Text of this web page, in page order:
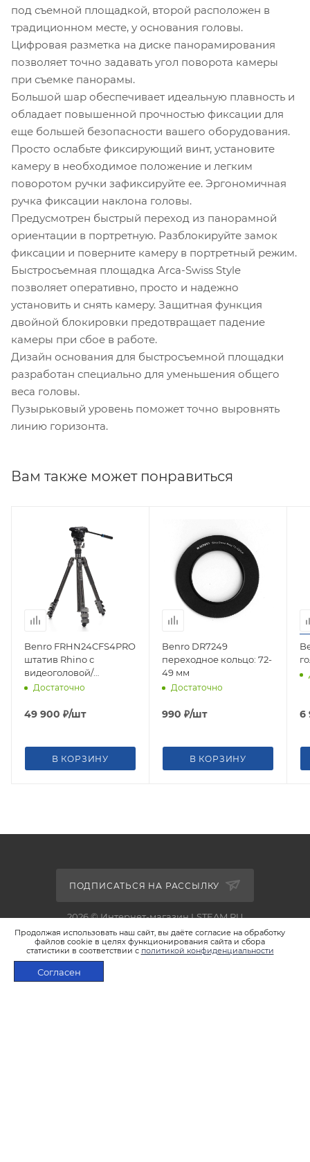
Продолжая использовать наш сайт, вы даёте согласие на обработку
файлов cookie в целях функционирования сайта и сбора
статистики в соответствии с политикой конфиденциальности
Согласен
под съемной площадкой, второй расположен в
традиционном месте, у основания головы.
Цифровая разметка на диске панорамирования
позволяет точно задавать угол поворота камеры
при съемке панорамы.
Большой шар обеспечивает идеальную плавность и
обладает повышенной прочностью фиксации для
еще большей безопасности вашего оборудования.
Просто ослабьте фиксирующий винт, установите
камеру в необходимое положение и легким
поворотом ручки зафиксируйте ее. Эргономичная
ручка фиксации наклона головы.
Предусмотрен быстрый переход из панорамной
ориентации в портретную. Разблокируйте замок
фиксации и поверните камеру в портретный режим.
Быстросъемная площадка Arca-Swiss Style
позволяет оперативно, просто и надежно
установить и снять камеру. Защитная функция
двойной блокировки предотвращает падение
камеры при сбое в работе.
Дизайн основания для быстросъемной площадки
разработан специально для уменьшения общего
веса головы.
Пузырьковый уровень поможет точно выровнять
линию горизонта.
Вам также может понравиться
Benro FRHN24CFS4PRO
штатив Rhino с
видеоголовой/
трансформер в
клипсами
Достаточно
49 900 ₽/шт
В КОРЗИНУ
Benro DR7249
переходное кольцо: 72-
49 мм
Достаточно
990 ₽/шт
В КОРЗИНУ
6
ПОДПИСАТЬСЯ НА РАССЫЛКУ
2026 © Интернет-магазин LSTEAM.RU